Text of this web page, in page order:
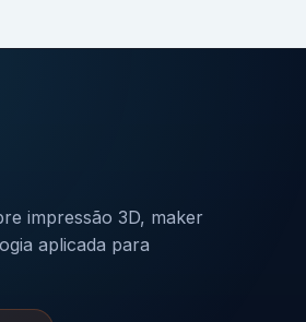
impressão 3D, maker
aplicada para